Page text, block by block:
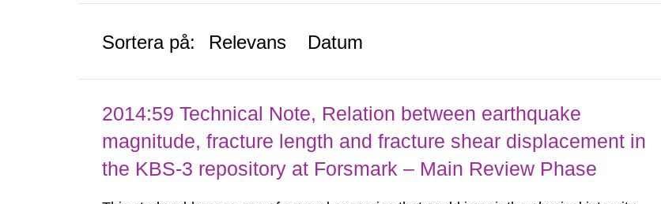
Sortera på: Relevans Datum
2014:59 Technical Note, Relation between earthquake
magnitude, fracture length and fracture shear displacement in
the KBS-3 repository at Forsmark – Main Review Phase